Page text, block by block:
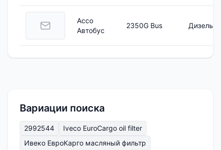
Acco
Aвтобус
2350G Bus Дизель
Вариации поиска
2992544
Iveco EuroCargo oil filter
Ивеко ЕвроКарго масляный фильтр